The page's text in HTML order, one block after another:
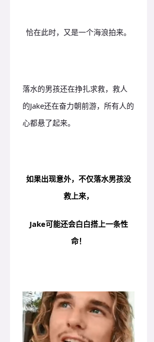
恰在此时，又是一个海浪拍来。
落水的男孩还在挣扎求救，救人
的Jake还在奋力朝前游，所有人的
心都悬了起来。
如果出现意外， 不仅落水男孩没
救上来，
Jake可能还会白白搭上一条性
命！